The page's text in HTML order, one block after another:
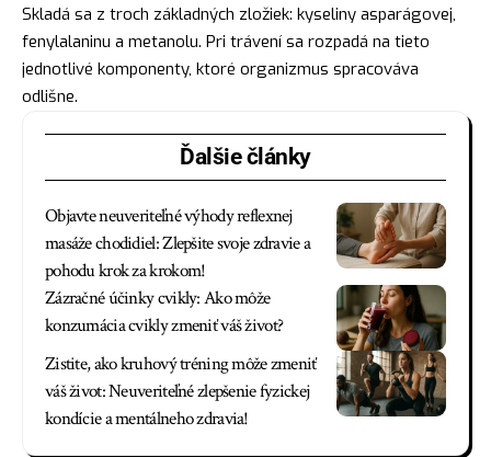
Skladá sa z troch základných zložiek: kyseliny asparágovej,
fenylalaninu a metanolu. Pri trávení sa rozpadá na tieto
jednotlivé komponenty, ktoré organizmus spracováva
odlišne.
Ďalšie články
Objavte neuveriteľné výhody reflexnej
masáže chodidiel: Zlepšite svoje zdravie a
pohodu krok za krokom!
Zázračné účinky cvikly: Ako môže
konzumácia cvikly zmeniť váš život?
Zistite, ako kruhový tréning môže zmeniť
váš život: Neuveriteľné zlepšenie fyzickej
kondície a mentálneho zdravia!